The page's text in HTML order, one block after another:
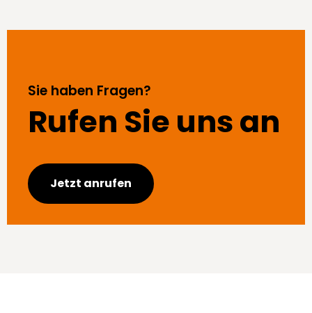
Sie haben Fragen?
Rufen Sie uns an
Jetzt anrufen